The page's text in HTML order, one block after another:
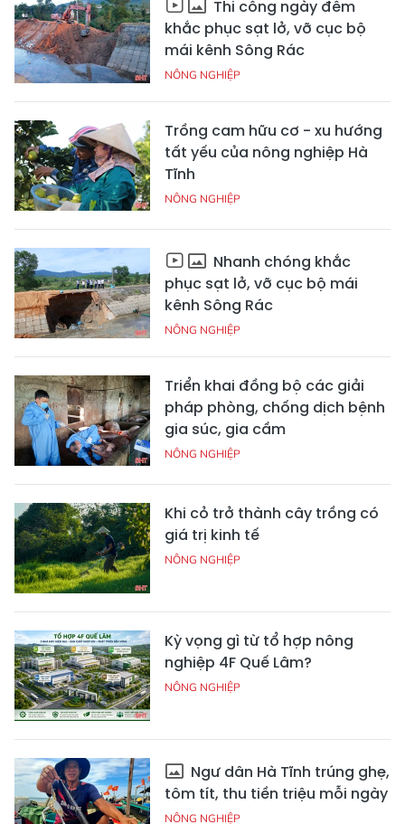
Thi công ngày đêm
khắc phục sạt lở, vỡ cục bộ
mái kênh Sông Rác
NÔNG NGHIỆP
Trồng cam hữu cơ - xu hướng
tất yếu của nông nghiệp Hà
Tĩnh
NÔNG NGHIỆP
Nhanh chóng khắc
phục sạt lở, vỡ cục bộ mái
kênh Sông Rác
NÔNG NGHIỆP
Triển khai đồng bộ các giải
pháp phòng, chống dịch bệnh
gia súc, gia cầm
NÔNG NGHIỆP
Khi cỏ trở thành cây trồng có
giá trị kinh tế
NÔNG NGHIỆP
Kỳ vọng gì từ tổ hợp nông
nghiệp 4F Quế Lâm?
NÔNG NGHIỆP
Ngư dân Hà Tĩnh trúng ghẹ,
tôm tít, thu tiền triệu mỗi ngày
NÔNG NGHIỆP